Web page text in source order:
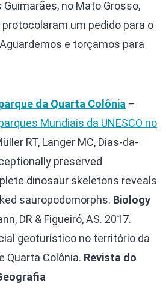
no Mato Grosso,
um pedido para o
e torçamos para
da Quarta Colônia –
Mundiais da UNESCO no
RT, Langer MC, Dias-da-
preserved
dinosaur skeletons reveals
sauropodomorphs. Biology
DR & Figueiró, AS. 2017.
geoturístico no território da
Quarta Colônia. Revista do